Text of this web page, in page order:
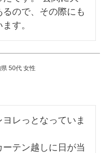
ので、その際にも
す。
50代 女性
レっとなっていま
テン越しに日が当